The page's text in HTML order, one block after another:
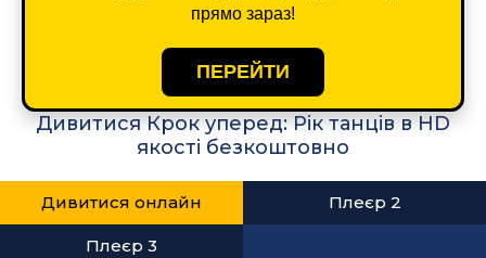
прямо зараз!
ПЕРЕЙТИ
Дивитися Крок уперед: Рік танців в HD
якості безкоштовно
Дивитися онлайн Плеєр 2
Плеєр 3